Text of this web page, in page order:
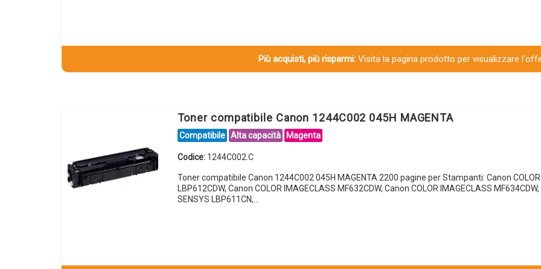
Più acquisti, più risparmi:Visita la pagina prodotto per visualizzare
Toner compatibile Canon 1244C002 045H MAGENTA
Compatibile Alta capacità Magenta
Codice: 1244C002.C
Toner compatibile Canon 1244C002 045H MAGENTA 2200 pagine per Stampanti: Canon COLOR
LBP612CDW, Canon COLOR IMAGECLASS MF632CDW, Canon COLOR IMAGECLASS
SENSYS LBP611CN,…